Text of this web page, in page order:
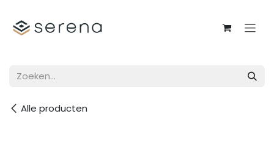
Alle producten